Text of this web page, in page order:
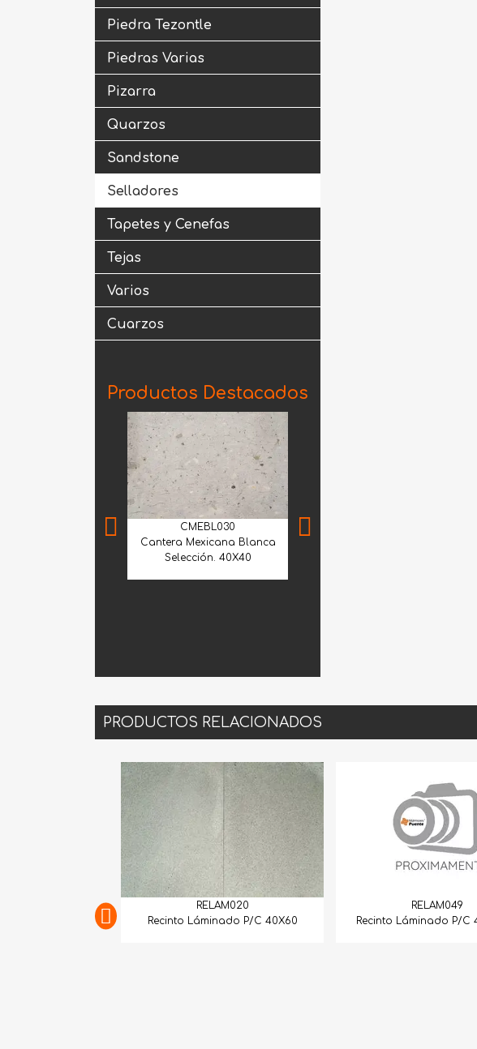
Piedra Tezontle
Piedras Varias
Pizarra
Quarzos
Sandstone
Selladores
Tapetes y Cenefas
Tejas
Varios
Cuarzos
Productos Destacados
CMEBL030
Cantera Mexicana Blanca
Selección. 40X40
PRODUCTOS RELACIONADOS
Recinto Láminado P/C 40X60
Recinto Láminado P/C 40X40x4